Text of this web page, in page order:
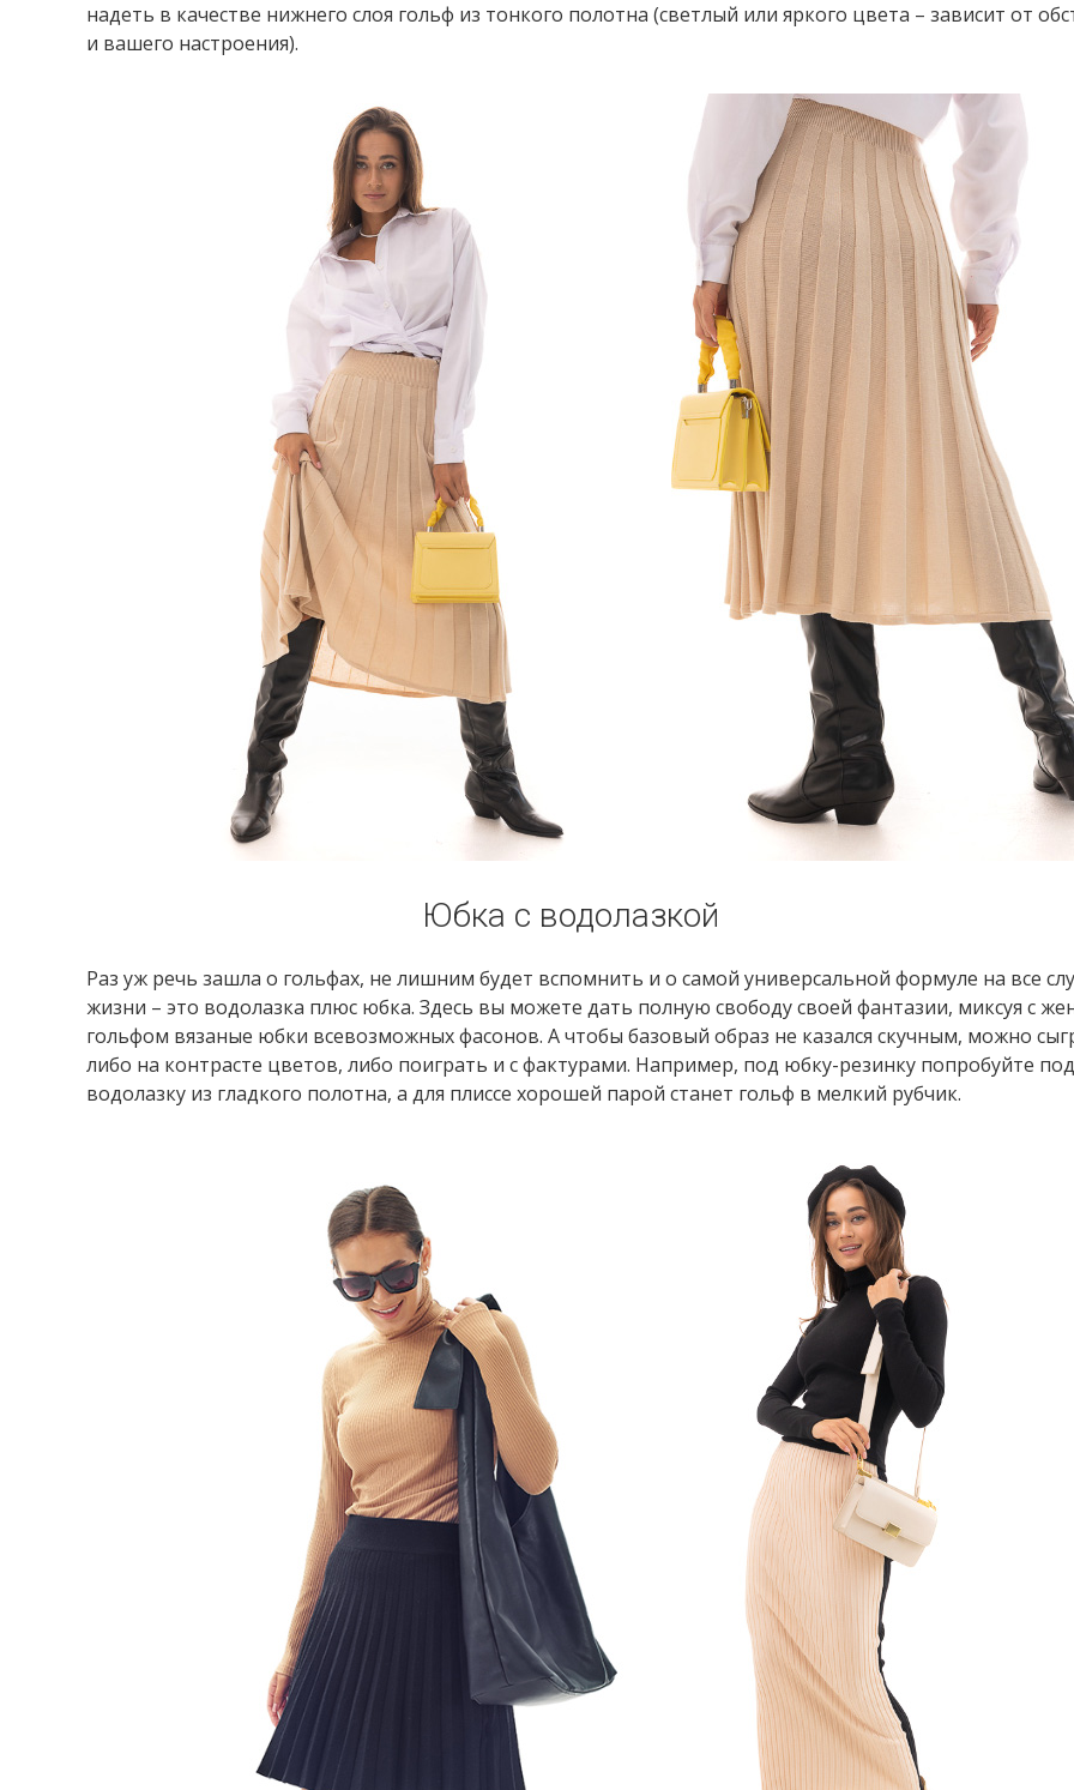
надеть в качестве нижнего слоя гольф из тонкого полотна (светлый или яркого цвета – зависит от
и вашего настроения).
Юбка с водолазкой
Раз уж речь зашла о гольфах, не лишним будет вспомнить и о самой универсальной формуле на все
жизни – это водолазка плюс юбка. Здесь вы можете дать полную свободу своей фантазии, миксуя с
гольфом вязаные юбки всевозможных фасонов. А чтобы базовый образ не казался скучным, можно
либо на контрасте цветов, либо поиграть и с фактурами. Например, под юбку-резинку попробуйте
водолазку из гладкого полотна, а для плиссе хорошей парой станет гольф в мелкий рубчик.